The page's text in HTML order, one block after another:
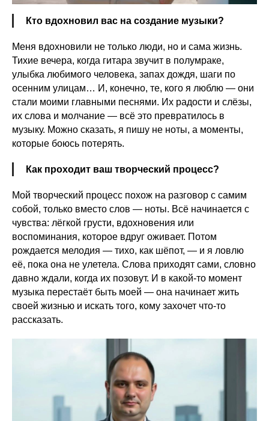
Кто вдохновил вас на создание музыки?
Меня вдохновили не только люди, но и сама жизнь.
Тихие вечера, когда гитара звучит в полумраке,
улыбка любимого человека, запах дождя, шаги по
осенним улицам… И, конечно, те, кого я люблю — они
стали моими главными песнями. Их радости и слёзы,
их слова и молчание — всё это превратилось в
музыку. Можно сказать, я пишу не ноты, а моменты,
которые боюсь потерять.
Как проходит ваш творческий процесс?
Мой творческий процесс похож на разговор с самим
собой, только вместо слов — ноты. Всё начинается с
чувства: лёгкой грусти, вдохновения или
воспоминания, которое вдруг оживает. Потом
рождается мелодия — тихо, как шёпот, — и я ловлю
её, пока она не улетела. Слова приходят сами, словно
давно ждали, когда их позовут. И в какой-то момент
музыка перестаёт быть моей — она начинает жить
своей жизнью и искать того, кому захочет что-то
рассказать.